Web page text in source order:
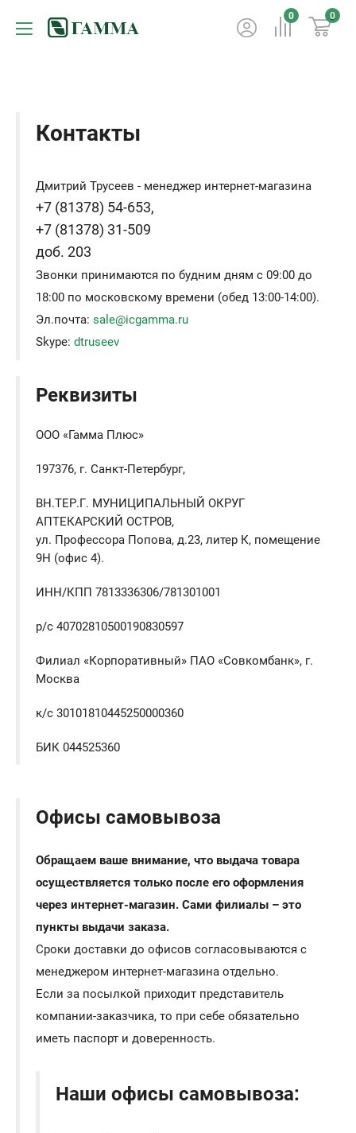
0 0
Контакты
Дмитрий Трусеев - менеджер интернет-магазина
+7 (81378) 54-653,
+7 (81378) 31-509
доб. 203
Звонки принимаются по будним дням с 09:00 до
18:00 по московскому времени (обед 13:00-14:00).
Эл.почта: sale@icgamma.ru
Skype: dtruseev
Реквизиты
ООО «Гамма Плюс»
197376, г. Санкт-Петербург,
ВН.ТЕР.Г. МУНИЦИПАЛЬНЫЙ ОКРУГ
АПТЕКАРСКИЙ ОСТРОВ,
ул. Профессора Попова, д.23, литер К, помещение
9Н (офис 4).
ИНН/КПП 7813336306/781301001
р/с 40702810500190830597
Филиал «Корпоративный» ПАО «Совкомбанк», г.
Москва
к/с 30101810445250000360
БИК 044525360
Офисы самовывоза
Обращаем ваше внимание, что выдача товара
осуществляется только после его оформления
через интернет-магазин. Сами филиалы – это
пункты выдачи заказа.
Сроки доставки до офисов согласовываются с
менеджером интернет-магазина отдельно.
Если за посылкой приходит представитель
компании-заказчика, то при себе обязательно
иметь паспорт и доверенность.
Наши офисы самовывоза: